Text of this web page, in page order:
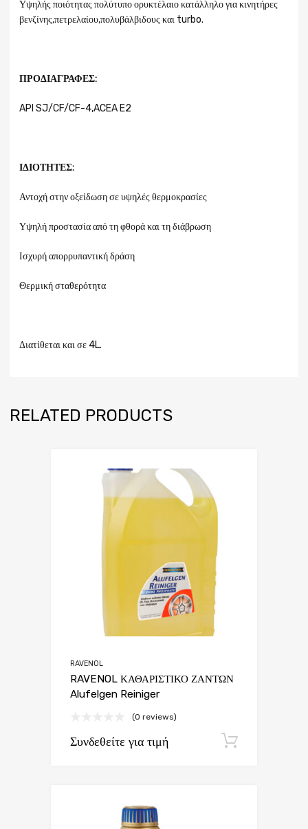
Υψηλής ποιότητας πολύτυπο ορυκτέλαιο κατάλληλο για κινητήρες
βενζίνης,πετρελαίου,πολυβάλβιδους και turbo.
ΠΡΟΔΙΑΓΡΑΦΕΣ:
API SJ/CF/CF-4,ACEA E2
ΙΔΙΟΤΗΤΕΣ:
Αντοχή στην οξείδωση σε υψηλές θερμοκρασίες
Υψηλή προστασία από τη φθορά και τη διάβρωση
Ισχυρή απορρυπαντική δράση
Θερμική σταθερότητα
Διατίθεται και σε 4L.
RELATED PRODUCTS
RAVENOL
RAVENOL ΚΑΘΑΡΙΣΤΙΚΟ ΖΑΝΤΩΝ
Alufelgen Reiniger
(0 reviews)
Συνδεθείτε για τιμή